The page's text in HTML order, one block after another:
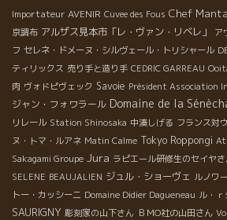
Importateur AVENIR Cuvee des Fous Chef
京調布 アルザス見本市「レ・ヴァン・リベレ」 ア
フ セレネ・ドメーヌ・シルヴェール・トリシャール
ティリックス 売り手と造り手 CEDRIC GARREAU
肉 ヴォドピヴェック Savoie Président Association
ジャン・フォワラール Domaine de la
リレール Station Shinosaka 中湊しげる フランス対
ヌ・トマ・ルアネ Matin Calme Tokyo Roppongi
Sakagami Groupe Jura ラピエール研修生のセイヤさ
SELENE BEAUJALIEN ジュル・ショーヴェ ルノワ
トー・カッシーニ Domaine Didier Dagueneau ル・
SAURIGNY 彫刻家の山下さん ＢＭО社の山田さん